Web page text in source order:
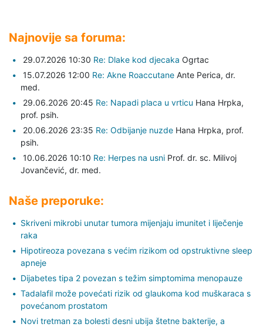
Najnovije sa foruma:
29.07.2026 10:30 Re: Dlake kod djecaka Ogrtac
15.07.2026 12:00 Re: Akne Roaccutane Ante Perica, dr.
med.
29.06.2026 20:45 Re: Napadi placa u vrticu Hana Hrpka,
prof. psih.
20.06.2026 23:35 Re: Odbijanje nuzde Hana Hrpka, prof.
psih.
10.06.2026 10:10 Re: Herpes na usni Prof. dr. sc. Milivoj
Jovančević, dr. med.
Naše preporuke:
Skriveni mikrobi unutar tumora mijenjaju imunitet i liječenje
raka
Hipotireoza povezana s većim rizikom od opstruktivne sleep
apneje
Dijabetes tipa 2 povezan s težim simptomima menopauze
Tadalafil može povećati rizik od glaukoma kod muškaraca s
povećanom prostatom
Novi tretman za bolesti desni ubija štetne bakterije, a